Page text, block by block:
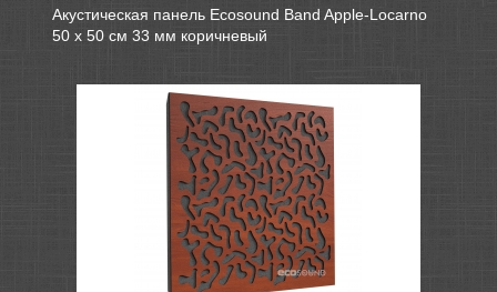
Акустическая панель Ecosound Band Apple-Locarno
50 х 50 см 33 мм коричневый